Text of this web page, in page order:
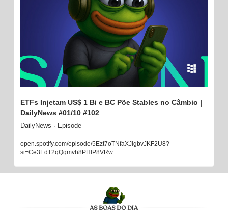
ETFs Injetam US$ 1 Bi e BC Põe Stables no Câmbio |
DailyNews #01/10 #102
DailyNews · Episode
open.spotify.com/episode/5Ezt7oTNfaXJigbvJKF2U8?
si=Ce3EdT2qQqmvh8PHlP8VRw